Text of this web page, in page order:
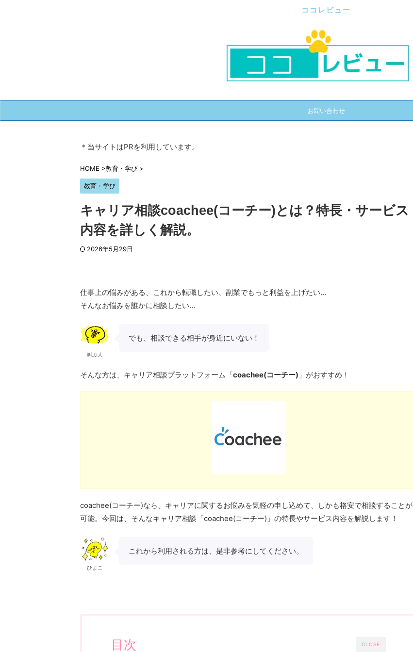
ココレビュー
お問い合わせ
＊当サイトはPRを利用しています。
HOME >教育・学び >
教育・学び
キャリア相談coachee(コーチー)とは？特長・サービス
内容を詳しく解説。
2026年5月29日
仕事上の悩みがある、これから転職したい、副業でもっと利益を上げたい…
そんなお悩みを誰かに相談したい…
叫ぶ人
でも、相談できる相手が身近にいない！
そんな方は、キャリア相談プラットフォーム「coachee(コーチー) 」がおすすめ！
coachee(コーチー)なら、キャリアに関するお悩みを気軽の申し込めて、しかも格安で相談することが
可能。今回は、そんなキャリア相談「coachee(コーチー)」の特長やサービス内容を解説します！
ひよこ
これから利用される方は、是非参考にしてください。
CLOSE
目次